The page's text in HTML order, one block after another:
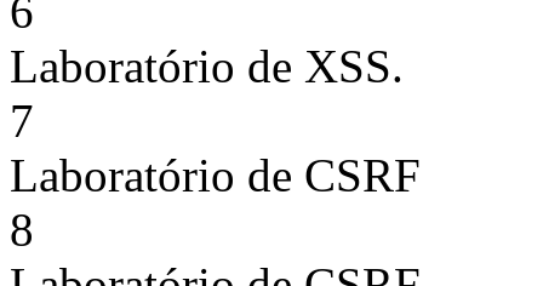
6
Laboratório de XSS.
7
Laboratório de CSRF
8